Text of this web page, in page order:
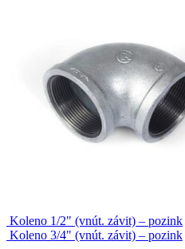
Koleno 1/2" (vnút. závit) – pozink
Koleno 3/4" (vnút. závit) – pozink